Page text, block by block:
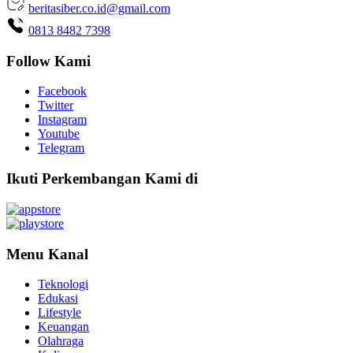
beritasiber.co.id@gmail.com
0813 8482 7398
Follow Kami
Facebook
Twitter
Instagram
Youtube
Telegram
Ikuti Perkembangan Kami di
Menu Kanal
Teknologi
Edukasi
Lifestyle
Keuangan
Olahraga